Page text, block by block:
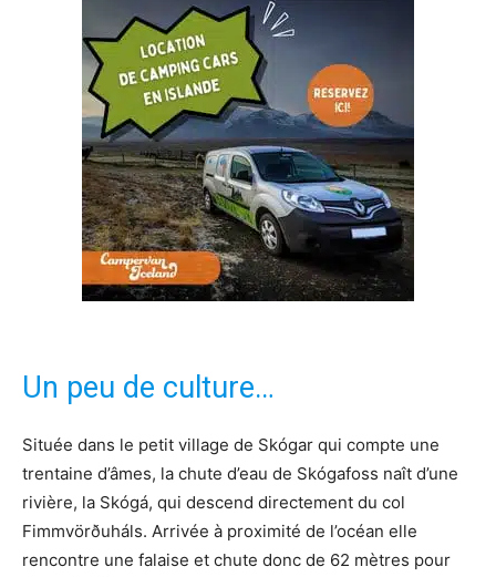
Un peu de culture…
Située dans le petit village de Skógar qui compte une
trentaine d’âmes, la chute d’eau de Skógafoss naît d’une
rivière, la Skógá, qui descend directement du col
Fimmvörðuháls. Arrivée à proximité de l’océan elle
rencontre une falaise et chute donc de 62 mètres pour